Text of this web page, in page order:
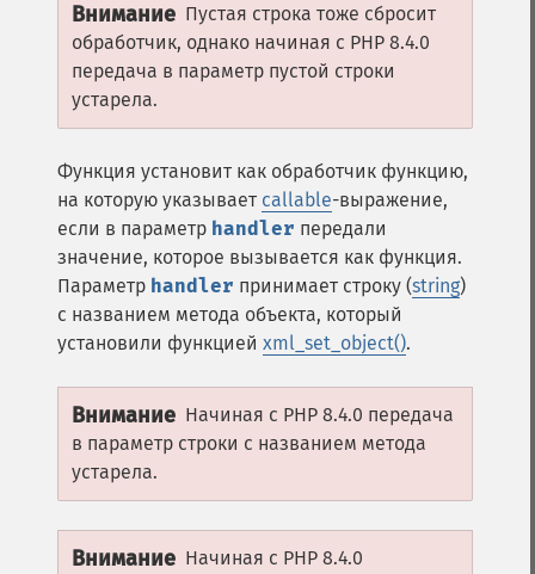
Внимание Пустая строка тоже сбросит
обработчик, однако начиная с PHP 8.4.0
передача в параметр пустой строки
устарела.
Функция установит как обработчик функцию,
на которую указывает callable-выражение,
если в параметр handler передали
значение, которое вызывается как функция.
Параметр handler принимает строку (string)
с названием метода объекта, который
установили функцией xml_set_object().
Внимание Начиная с PHP 8.4.0 передача
в параметр строки с названием метода
устарела.
Внимание Начиная с PHP 8.4.0